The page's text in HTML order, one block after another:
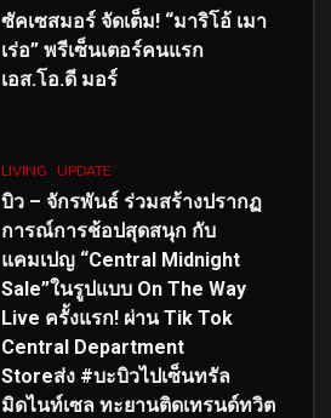
ซัคเซสมอร์ จัดเต็ม! “มาริโอ้ เมา
เร่อ” พรีเซ็นเตอร์คนแรก
เอส.โอ.ดี มอร์
LIVING UPDATE
บิว – จักรพันธ์ ร่วมสร้างปรากฏ
การณ์การช้อปสุดสนุก กับ
แคมเปญ “Central Midnight
Sale”ในรูปแบบ On The Way
Live ครั้งแรก! ผ่าน Tik Tok
Central Department
Storeส่ง #บะบิวไปเซ็นทรัล
มิดไนท์เซล ทะยานติดเทรนด์ทวิต